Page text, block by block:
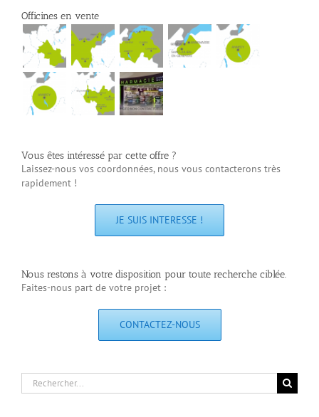
Officines en vente
Vous êtes intéressé par cette offre ?
Laissez-nous vos coordonnées, nous vous contacterons très
rapidement !
JE SUIS INTERESSE !
Nous restons à votre disposition pour toute recherche ciblée.
Faites-nous part de votre projet :
CONTACTEZ-NOUS
Rechercher: